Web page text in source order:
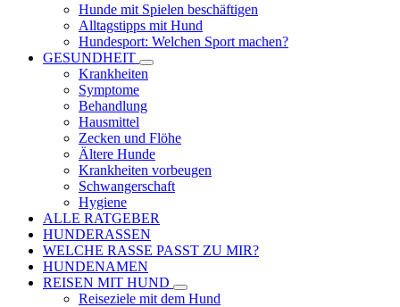
Hunde mit Spielen beschäftigen
Alltagstipps mit Hund
Hundesport: Welchen Sport machen?
GESUNDHEIT
Krankheiten
Symptome
Behandlung
Hausmittel
Zecken und Flöhe
Ältere Hunde
Krankheiten vorbeugen
Schwangerschaft
Hygiene
ALLE RATGEBER
HUNDERASSEN
WELCHE RASSE PASST ZU MIR?
HUNDENAMEN
REISEN MIT HUND
Reiseziele mit dem Hund